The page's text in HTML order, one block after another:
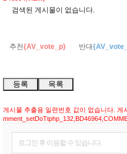
검색된 게시물이 없습니다.
추천{AV_vote_p} 반대
등록 목록
게시물 추출용 일련번호 값이 없습니다.
로그인 후 이용할 수 있습니다.